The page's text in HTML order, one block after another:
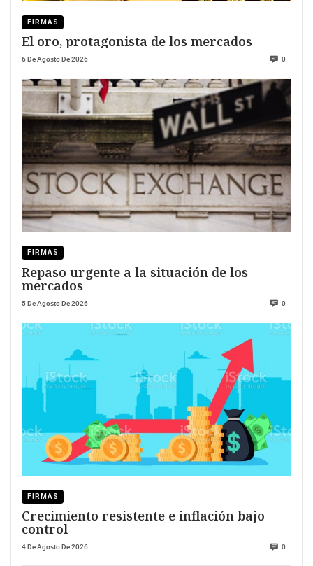
FIRMAS
El oro, protagonista de los mercados
6 De Agosto De 2026 0
FIRMAS
Repaso urgente a la situación de los
mercados
5 De Agosto De 2026 0
FIRMAS
Crecimiento resistente e inflación bajo
control
4 De Agosto De 2026 0